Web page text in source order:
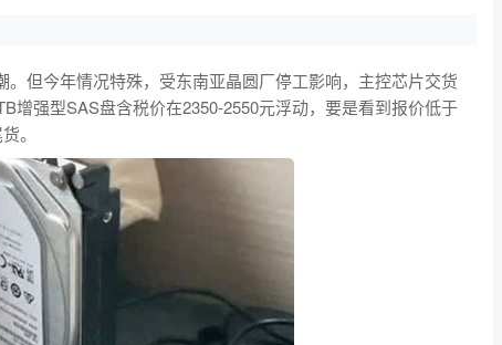
但今年情况特殊，受东南亚晶圆厂停工影响，主控芯片交货
增强型SAS盘含税价在2350-2550元浮动，要是看到报价低于
。